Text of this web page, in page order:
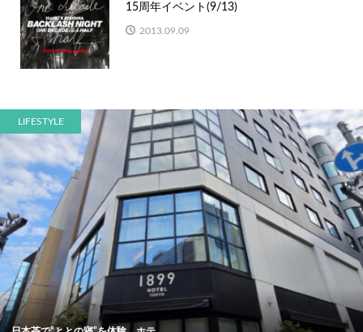
15周年イベント(9/13)
2013.09.09
LIFESTYLE